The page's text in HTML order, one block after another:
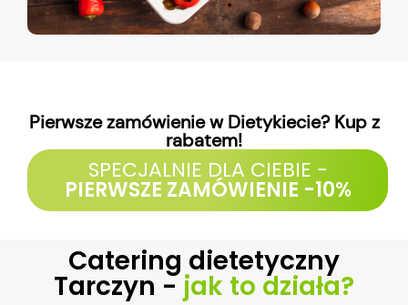
Pierwsze zamówienie w Dietykiecie? Kup z
rabatem!
SPECJALNIE DLA CIEBIE -
PIERWSZE ZAMÓWIENIE -10%
Catering dietetyczny
Tarczyn -jak to działa?